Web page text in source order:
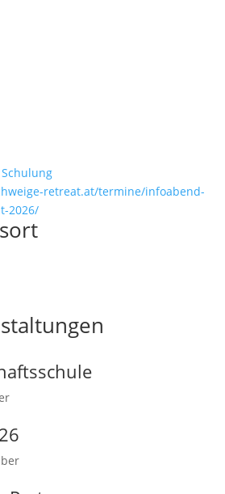
Schulung
retreat.at/termine/infoabend-
2026/